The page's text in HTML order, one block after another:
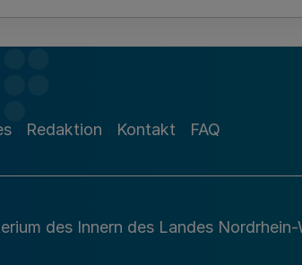
Redaktion Kontakt FAQ
des Innern des Landes